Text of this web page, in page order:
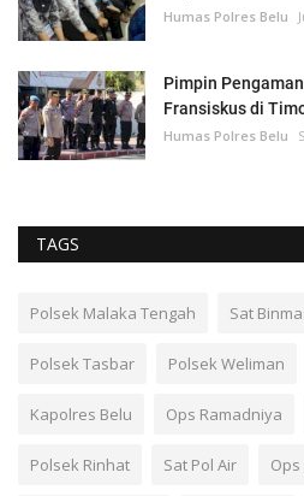
Humas Polres Belu
Pimpin
Fransiskus di
Humas Polres Belu
TAGS
Polsek Malaka Tengah Sat
Polsek Tasbar Polsek Weliman
Kapolres Belu Ops Ramadniya
Polsek Rinhat Sat Pol Air